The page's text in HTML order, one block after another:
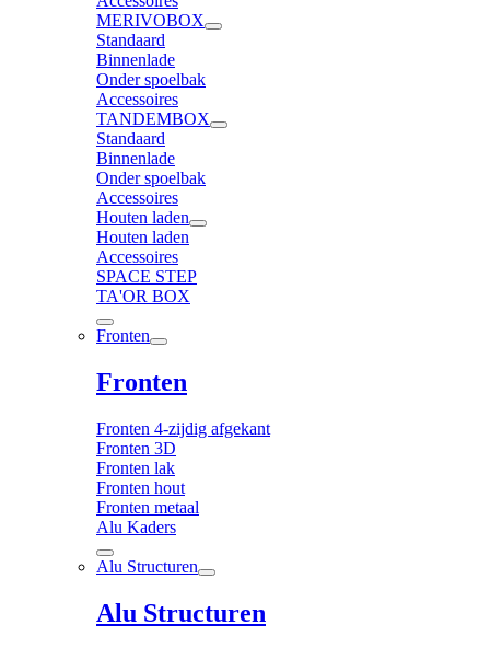
MERIVOBOX
Standaard
Binnenlade
Onder spoelbak
Accessoires
TANDEMBOX
Standaard
Binnenlade
Onder spoelbak
Accessoires
Houten laden
Houten laden
Accessoires
SPACE STEP
TA'OR BOX
Fronten
Fronten
Fronten 4-zijdig afgekant
Fronten 3D
Fronten lak
Fronten hout
Fronten metaal
Alu Kaders
Alu Structuren
Alu Structuren